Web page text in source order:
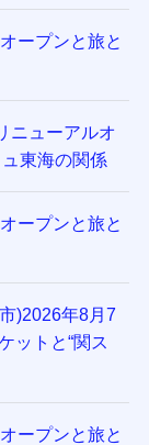
ープンと旅と
ニューアルオ
東海の関係
ープンと旅と
)2026年8月7
ットと“関ス
ープンと旅と